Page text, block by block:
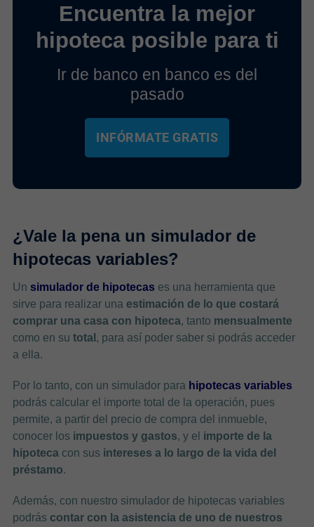
Encuentra la mejor
hipoteca posible para ti
Ir de banco en banco es del
pasado
INFÓRMATE GRATIS
¿Vale la pena un simulador de
hipotecas variables?
Un simulador de hipotecas es una herramienta que
sirve para realizar una estimación de lo que costará
comprar una casa con hipoteca, tanto mensualmente
como en su total , para así poder saber si podrás acceder
a ella.
Por lo tanto, con un simulador para hipotecas variables
podrás calcular el importe total de la operación, pues
permite, a partir del precio de compra del inmueble,
conocer losimpuestos y gastos, y el importe de la
hipotecacon sus intereses a lo largo de la vida del
préstamo.
Además, con nuestro simulador de hipotecas variables
podrás contar con la asistencia de uno de nuestros